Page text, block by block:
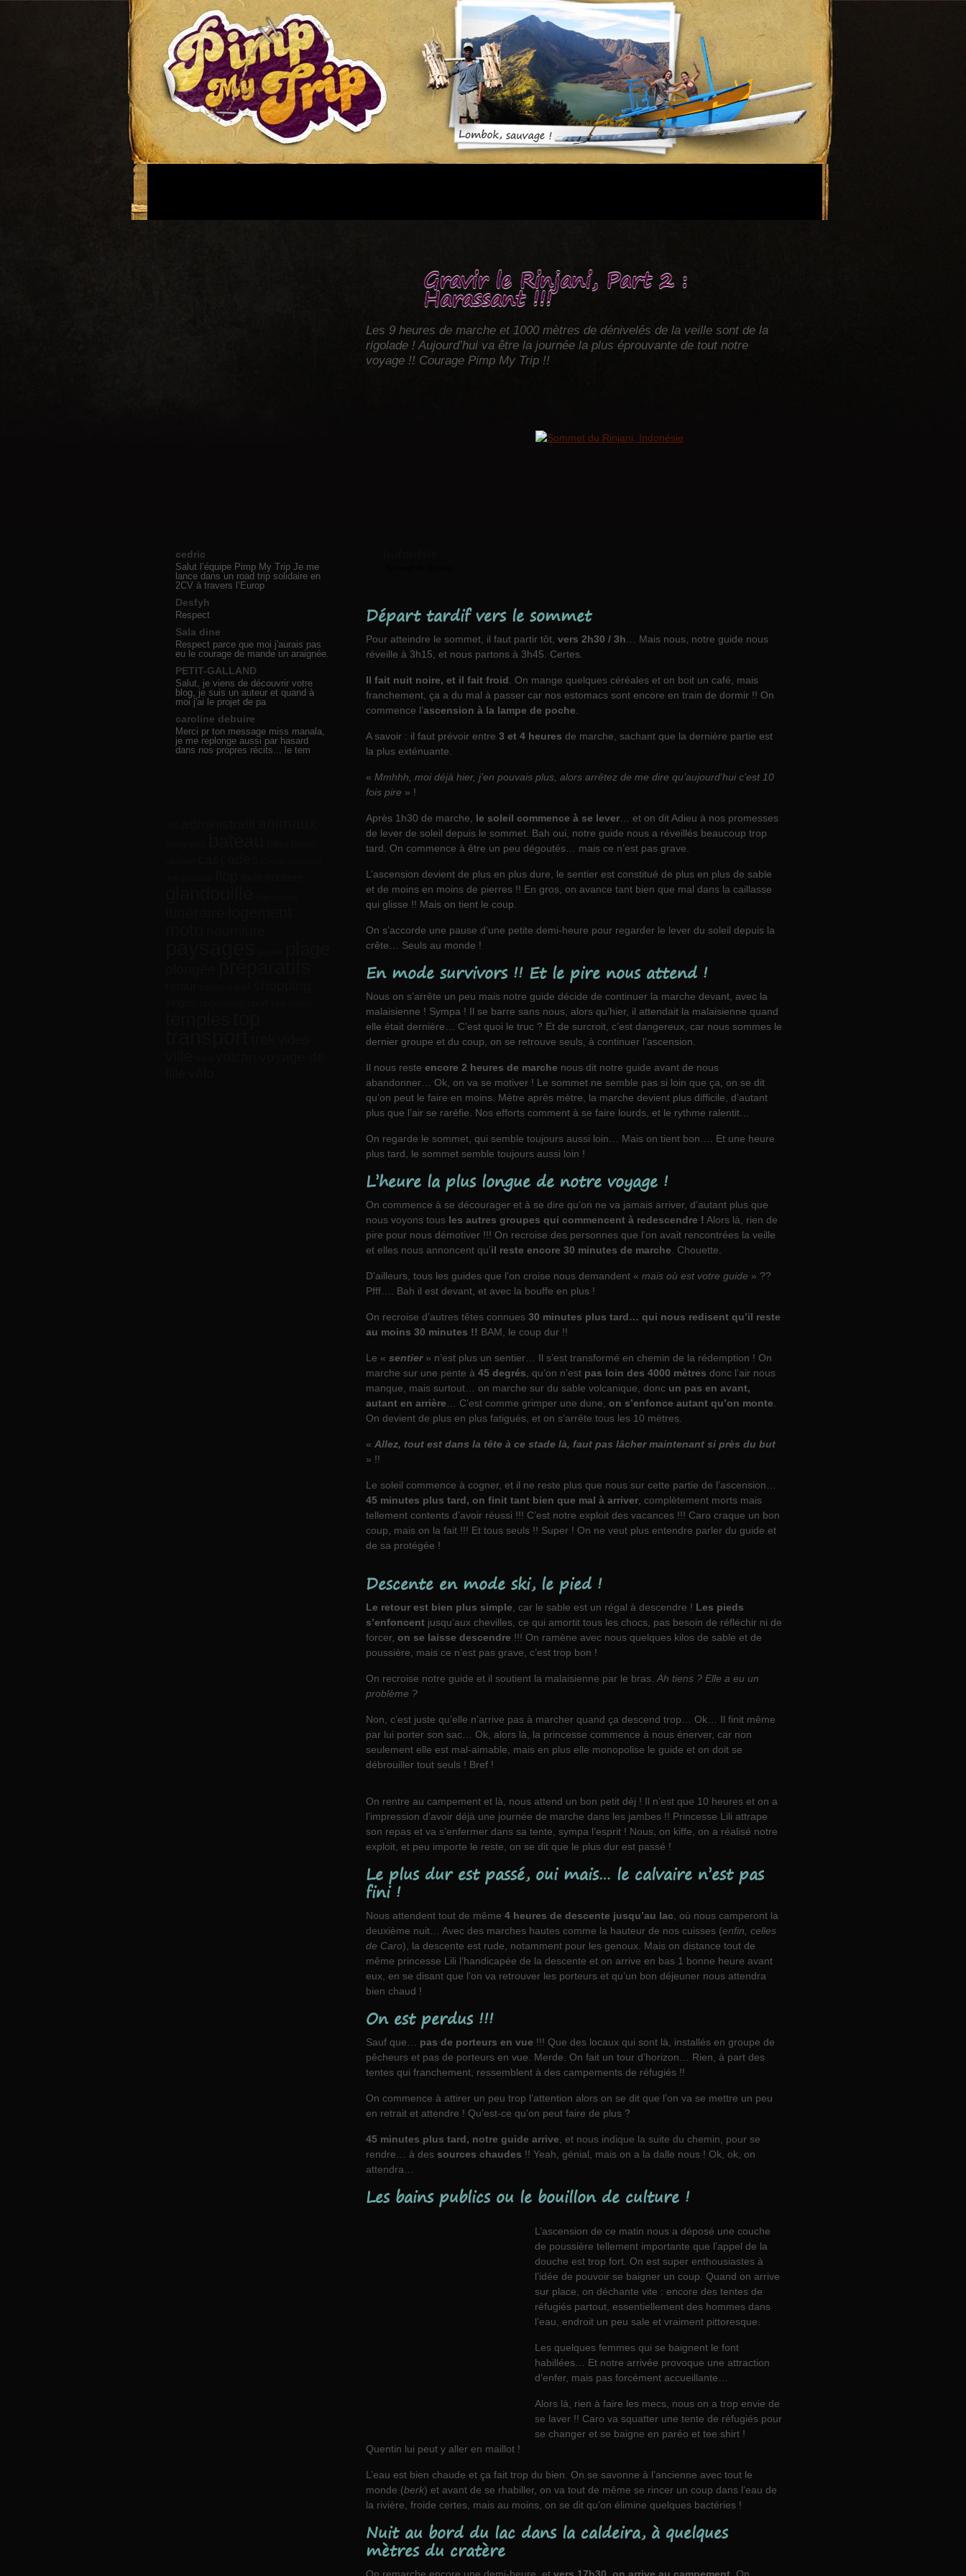
Gravir le Rinjani, Part 2 :
Harassant !!!
Les 9 heures de marche et 1000 mètres de dénivelés de la veille sont de la
rigolade ! Aujourd’hui va être la journée la plus éprouvante de tout notre
voyage !! Courage Pimp My Trip !!
Départ tardif vers le sommet
Pour atteindre le sommet, il faut partir tôt, vers 2h30 / 3h … Mais nous, notre guide nous
réveille à 3h15, et nous partons à 3h45. Certes.
Il fait nuit noire, et il fait froid . On mange quelques céréales et on boit un café, mais
franchement, ça a du mal à passer car nos estomacs sont encore en train de dormir !! On
commence l’ascension à la lampe de poche
A savoir : il faut prévoir entre 3 et 4 heures de marche, sachant que la dernière partie est
la plus exténuante.
« Mmhhh, moi déjà hier, j’en pouvais plus, alors arrêtez de me dire qu’aujourd’hui c’est 10
fois pire » !
Après 1h30 de marche, le soleil commence à se lever … et on dit Adieu à nos promesses
de lever de soleil depuis le sommet. Bah oui, notre guide nous a réveillés beaucoup trop
tard. On commence à être un peu dégoutés… mais ce n’est pas grave.
L’ascension devient de plus en plus dure, le sentier est constitué de plus en plus de sable
et de moins en moins de pierres !! En gros, on avance tant bien que mal dans la caillasse
qui glisse !! Mais on tient le coup.
On s’accorde une pause d’une petite demi-heure pour regarder le lever du soleil depuis la
crête… Seuls au monde !
En mode survivors !! Et le pire nous attend !
Nous on s’arrête un peu mais notre guide décide de continuer la marche devant, avec la
malaisienne ! Sympa ! Il se barre sans nous, alors qu’hier, il attendait la malaisienne quand
elle était dernière… C’est quoi le truc ? Et de surcroit, c’est dangereux, car nous sommes le
dernier groupe et du coup, on se retrouve seuls, à continuer l’ascension.
Il nous reste encore 2 heures de marche nous dit notre guide avant de nous
abandonner… Ok, on va se motiver ! Le sommet ne semble pas si loin que ça, on se dit
qu’on peut le faire en moins. Mètre après mètre, la marche devient plus difficile, d’autant
plus que l’air se raréfie. Nos efforts comment à se faire lourds, et le rythme ralentit…
On regarde le sommet, qui semble toujours aussi loin… Mais on tient bon…. Et une heure
plus tard, le sommet semble toujours aussi loin !
L’heure la plus longue de notre voyage !
On commence à se décourager et à se dire qu’on ne va jamais arriver, d’autant plus que
nous voyons tous les autres groupes qui commencent à redescendre ! Alors là, rien de
pire pour nous démotiver !!! On recroise des personnes que l’on avait rencontrées la veille
et elles nous annoncent qu’il reste encore 30 minutes de marche . Chouette.
D’ailleurs, tous les guides que l’on croise nous demandent « mais où est votre guide » ??
Pfff…. Bah il est devant, et avec la bouffe en plus !
On recroise d’autres têtes connues 30 minutes plus tard… qui nous redisent qu’il reste
au moins 30 minutes !! BAM, le coup dur !!
Le « sentier » n’est plus un sentier… Il s’est transformé en chemin de la rédemption ! On
marche sur une pente à 45 degrés , qu’on n’est pas loin des 4000 mètres donc l’air nous
manque, mais surtout… on marche sur du sable volcanique, donc un pas en avant,
autant en arrière … C’est comme grimper une dune, on s’enfonce autant qu’on monte
On devient de plus en plus fatigués, et on s’arrête tous les 10 mètres.
« Allez, tout est dans la tête à ce stade là, faut pas lâcher maintenant si près du but
» !!
Le soleil commence à cogner, et il ne reste plus que nous sur cette partie de l’ascension…
45 minutes plus tard, on finit tant bien que mal à arriver , complètement morts mais
tellement contents d’avoir réussi !!! C’est notre exploit des vacances !!! Caro craque un bon
coup, mais on la fait !!! Et tous seuls !! Super ! On ne veut plus entendre parler du guide et
de sa protégée !
Descente en mode ski, le pied !
Le retour est bien plus simple , car le sable est un régal à descendre ! Les pieds
s’enfoncent jusqu’aux chevilles, ce qui amortit tous les chocs, pas besoin de réfléchir ni de
forcer, on se laisse descendre !!! On ramène avec nous quelques kilos de sable et de
poussière, mais ce n’est pas grave, c’est trop bon !
On recroise notre guide et il soutient la malaisienne par le bras. Ah tiens ? Elle a eu un
problème ?
Non, c’est juste qu’elle n’arrive pas à marcher quand ça descend trop… Ok… Il finit même
par lui porter son sac… Ok, alors là, la princesse commence à nous énerver, car non
seulement elle est mal-aimable, mais en plus elle monopolise le guide et on doit se
débrouiller tout seuls ! Bref !
On rentre au campement et là, nous attend un bon petit déj ! Il n’est que 10 heures et on a
l’impression d’avoir déjà une journée de marche dans les jambes !! Princesse Lili attrape
son repas et va s’enfermer dans sa tente, sympa l’esprit ! Nous, on kiffe, on a réalisé notre
exploit, et peu importe le reste, on se dit que le plus dur est passé !
Le plus dur est passé, oui mais… le calvaire n’est pas
fini !
Nous attendent tout de même 4 heures de descente jusqu’au lac , où nous camperont la
deuxième nuit… Avec des marches hautes comme la hauteur de nos cuisses (enfin, celles
de Caro), la descente est rude, notamment pour les genoux. Mais on distance tout de
même princesse Lili l’handicapée de la descente et on arrive en bas 1 bonne heure avant
eux, en se disant que l’on va retrouver les porteurs et qu’un bon déjeuner nous attendra
bien chaud !
On est perdus !!!
Sauf que… pas de porteurs en vue !!! Que des locaux qui sont là, installés en groupe de
pêcheurs et pas de porteurs en vue. Merde. On fait un tour d’horizon… Rien, à part des
tentes qui franchement, ressemblent à des campements de réfugiés !!
On commence à attirer un peu trop l’attention alors on se dit que l’on va se mettre un peu
en retrait et attendre ! Qu’est-ce qu’on peut faire de plus ?
45 minutes plus tard, notre guide arrive , et nous indique la suite du chemin, pour se
rendre… à des sources chaudes !! Yeah, génial, mais on a la dalle nous ! Ok, ok, on
attendra…
Les bains publics ou le bouillon de culture !
L’ascension de ce matin nous a déposé une couche
de poussière tellement importante que l’appel de la
douche est trop fort. On est super enthousiastes à
l’idée de pouvoir se baigner un coup. Quand on arrive
sur place, on déchante vite : encore des tentes de
réfugiés partout, essentiellement des hommes dans
l’eau, endroit un peu sale et vraiment pittoresque.
Les quelques femmes qui se baignent le font
habillées… Et notre arrivée provoque une attraction
d’enfer, mais pas forcément accueillante…
Alors là, rien à faire les mecs, nous on a trop envie de
se laver !! Caro va squatter une tente de réfugiés pour
se changer et se baigne en paréo et tee shirt !
Quentin lui peut y aller en maillot !
L’eau est bien chaude et ça fait trop du bien. On se savonne à l’ancienne avec tout le
monde (berk) et avant de se rhabiller, on va tout de même se rincer un coup dans l’eau de
la rivière, froide certes, mais au moins, on se dit qu’on élimine quelques bactéries !
Nuit au bord du lac dans la caldeira, à quelques
mètres du cratère
cedric
Salut l’équipe Pimp My Trip Je me
lance dans un road trip solidaire en
2CV à travers l’Europ
Desfyh
Respect
Sala dine
Respect parce que moi j'aurais pas
eu le courage de mande un araignée.
PETIT-GALLAND
Salut, je viens de découvrir votre
blog, je suis un auteur et quand à
moi j'ai le projet de pa
caroline debuire
Merci pr ton message miss manala,
je me replonge aussi par hasard
dans nos propres récits... le tem